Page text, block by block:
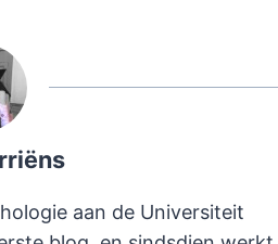
aan de Universiteit